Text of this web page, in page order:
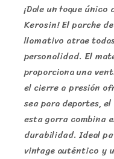
¡Dale un toque
Kerosin! El parche
llamativo atrae
personalidad. El
proporciona una
el cierre a presión
sea para deportes,
esta gorra combina
durabilidad. Ideal
vintage auténtico y